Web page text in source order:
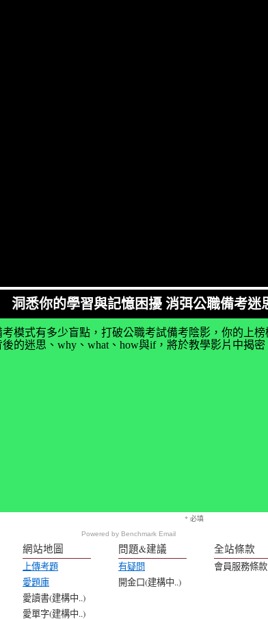
洞悉你的學習與記憶困擾 消弭公職備考迷
模式有多少盲點，打破公職考試備考陰影，你的上
的迷思、why、what、how與if，將於教學影片中揭
* 必填
Powered by Benchmark Email
網站地圖
上傳考題
愛題庫
愛讀書(建構中..)
愛單字(建構中..)
問題&建議
有疑問
開金口(建構中..)
全站條款
會員服務條款